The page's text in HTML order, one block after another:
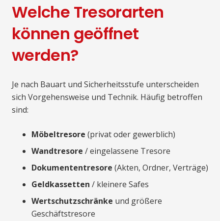
Welche Tresorarten
können geöffnet
werden?
Je nach Bauart und Sicherheitsstufe unterscheiden
sich Vorgehensweise und Technik. Häufig betroffen
sind:
Möbeltresore (privat oder gewerblich)
Wandtresore / eingelassene Tresore
Dokumententresore (Akten, Ordner, Verträge)
Geldkassetten / kleinere Safes
Wertschutzschränke und größere
Geschäftstresore